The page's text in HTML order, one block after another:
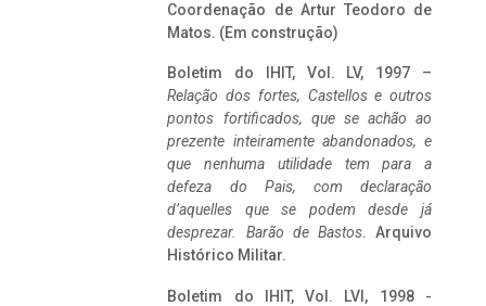
Coordenação de Artur Teodoro de
Matos. (Em construção)
Boletim do IHIT, Vol. LV, 1997 –
Relação dos fortes, Castellos e outros
pontos fortificados, que se achão ao
prezente inteiramente abandonados, e
que nenhuma utilidade tem para a
defeza do Pais, com declaração
d’aquelles que se podem desde já
desprezar. Barão de Bastos. Arquivo
Histórico Militar.
Boletim do IHIT, Vol. LVI, 1998 -